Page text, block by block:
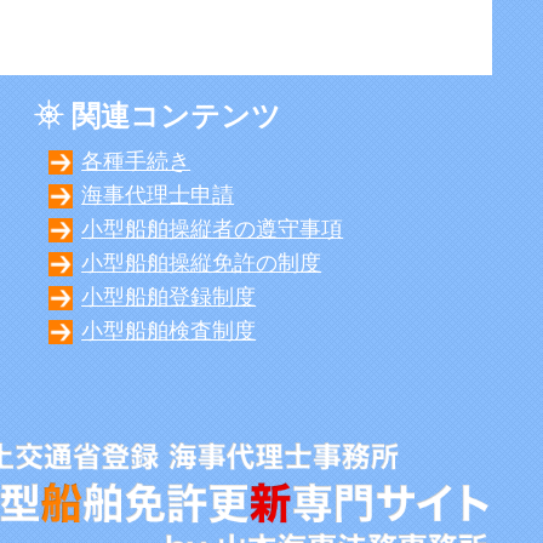
関連コンテンツ
各種手続き
海事代理士申請
小型船舶操縦者の遵守事項
小型船舶操縦免許の制度
小型船舶登録制度
小型船舶検査制度